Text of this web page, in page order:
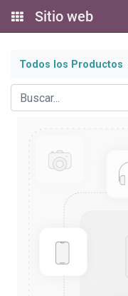
Sitio web
Todos los Productos